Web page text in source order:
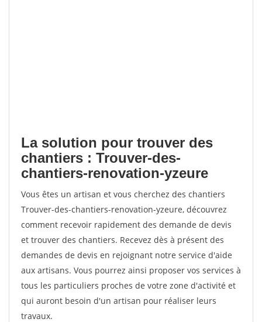
La solution pour trouver des
chantiers : Trouver-des-
chantiers-renovation-yzeure
Vous êtes un artisan et vous cherchez des chantiers
Trouver-des-chantiers-renovation-yzeure, découvrez
comment recevoir rapidement des demande de devis
et trouver des chantiers. Recevez dès à présent des
demandes de devis en rejoignant notre service d'aide
aux artisans. Vous pourrez ainsi proposer vos services à
tous les particuliers proches de votre zone d'activité et
qui auront besoin d'un artisan pour réaliser leurs
travaux.